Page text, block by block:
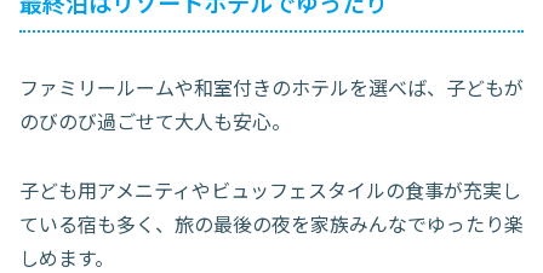
ファミリールームや和室付きのホテルを選べば、子どもが
のびのび過ごせて大人も安心。
子ども用アメニティやビュッフェスタイルの食事が充実し
ている宿も多く、旅の最後の夜を家族みんなでゆったり楽
しめます。